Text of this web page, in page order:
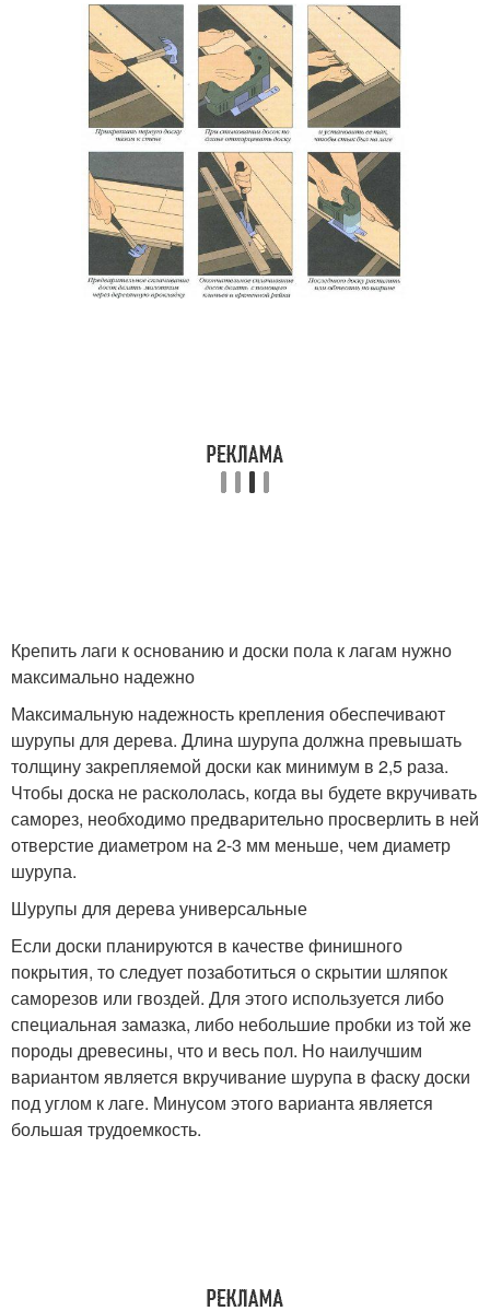
Крепить лаги к основанию и доски пола к лагам нужно
максимально надежно
Максимальную надежность крепления обеспечивают
шурупы для дерева. Длина шурупа должна превышать
толщину закрепляемой доски как минимум в 2,5 раза.
Чтобы доска не раскололась, когда вы будете вкручивать
саморез, необходимо предварительно просверлить в ней
отверстие диаметром на 2-3 мм меньше, чем диаметр
шурупа.
Шурупы для дерева универсальные
Если доски планируются в качестве финишного
покрытия, то следует позаботиться о скрытии шляпок
саморезов или гвоздей. Для этого используется либо
специальная замазка, либо небольшие пробки из той же
породы древесины, что и весь пол. Но наилучшим
вариантом является вкручивание шурупа в фаску доски
под углом к лаге. Минусом этого варианта является
большая трудоемкость.